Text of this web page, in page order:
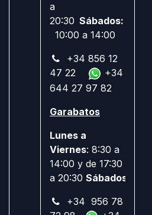
a
20:30 Sábados:
10:00 a 14:00
+34 856 12
47 22
+34
644 27 97 82
Garabatos
Lunes a
Viernes: 8:30 a
14:00 y de 17:30
a 20:30 Sábados:
+34 956 78